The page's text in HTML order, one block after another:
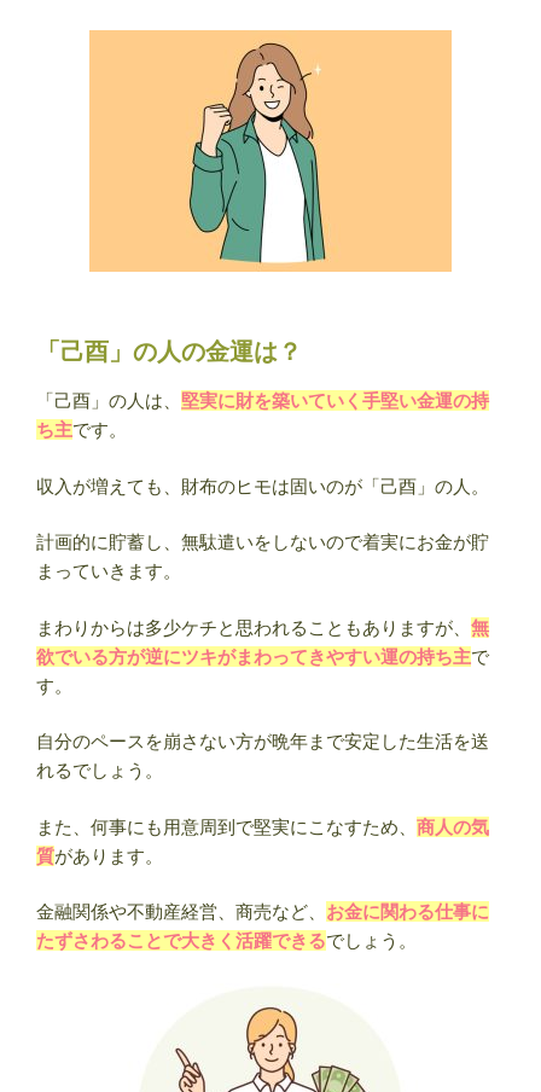
「己酉」の人の金運は？
「己酉」の人は、 堅実に財を築いていく手堅い金運の持
ち主です。
収入が増えても、財布のヒモは固いのが「己酉」の人。
計画的に貯蓄し、無駄遣いをしないので着実にお金が貯
まっていきます。
まわりからは多少ケチと思われることもありますが、 無
欲でいる方が逆にツキがまわってきやすい運の持ち主で
す。
自分のペースを崩さない方が晩年まで安定した生活を送
れるでしょう。
また、何事にも用意周到で堅実にこなすため、 商人の気
質があります。
金融関係や不動産経営、商売など、 お金に関わる仕事に
たずさわることで大きく活躍できるでしょう。